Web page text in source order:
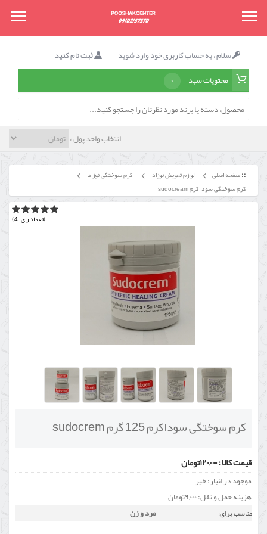
سلام ، به حساب کاربری خود وارد شوید
ثبت نام کنید
محتویات سبد
۰
انتخاب واحد پول »
صفحه اصلی لوازم تعویض نوزاد
کرم سوختگی نوزاد
کرم سوختگی سودا کرم sudocream
کرم سوختگی سوداکرم 125 گرم sudocrem
قیمت کالا :۱۲۰,۰۰۰تومان
موجود در انبار: خیر
هزینه حمل و نقل: ۹,۰۰۰تومان
مناسب برای: مرد و زن
(تعداد رای: 4)